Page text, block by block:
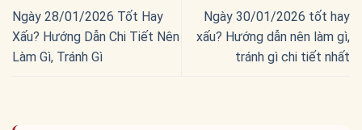
Ngày 28/01/2026 Tốt Hay
Xấu? Hướng Dẫn Chi Tiết Nên
Làm Gì, Tránh Gì
Ngày 30/01/2026 tốt hay
xấu? Hướng dẫn nên làm gì,
tránh gì chi tiết nhất